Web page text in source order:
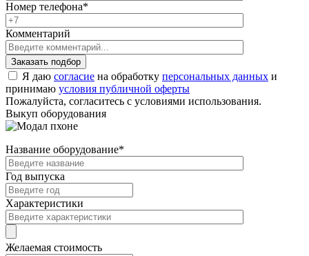
Номер телефона*
Комментарий
Я даю согласие на обработку персональных данных и
принимаю условия публичной оферты
Пожалуйста, согласитесь с условиями использования.
Выкуп оборудования
Название оборудование*
Год выпуска
Характеристики
Желаемая стоимость